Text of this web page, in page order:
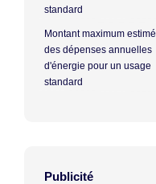
standard
Montant maximum estimé
des dépenses annuelles
d'énergie pour un usage
standard
Publicité